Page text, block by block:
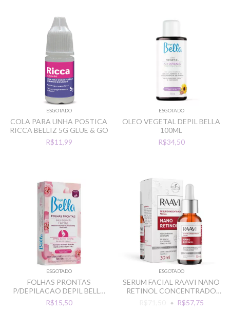
ESGOTADO
COLA PARA UNHA POSTICA
RICCA BELLIZ 5G GLUE & GO
R$11,99
ESGOTADO
OLEO VEGETAL DEPIL BELLA
100ML
R$34,50
ESGOTADO
FOLHAS PRONTAS
P/DEPILACAO DEPIL BELLA
ROSTO PETALA DE ROSAS
R$15,50
ESGOTADO
SERUM FACIAL RAAVI NANO
RETINOL CONCENTRADO
30ML ANTI RUGAS
R$71,50 R$57,75